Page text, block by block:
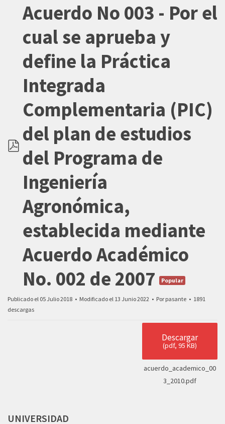
pdf
Acuerdo No 003 - Por el
cual se aprueba y
define la Práctica
Integrada
Complementaria (PIC)
del plan de estudios
del Programa de
Ingeniería
Agronómica,
establecida mediante
Acuerdo Académico
No. 002 de 2007
Popular
Publicado el 05 Julio 2018 Modificado el 13 Junio 2022 Por pasante
1891
descargas
Descargar
(pdf, 95 KB)
acuerdo_academico_00
3_2010.pdf
UNIVERSIDAD